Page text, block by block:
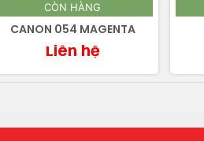
CÒN HÀNG
CANON 054 MAGENTA
Liên hệ